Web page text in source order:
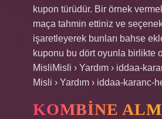
kupon türüdür. Bir örnek
maça tahmin ettiniz ve
işaretleyerek bunları bahse
kuponu bu dört oyunla birlikte
MisliMisli › Yardım › iddaa-
Misli › Yardım › iddaa-karanc-
KOMBINE